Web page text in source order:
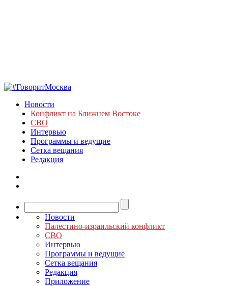
Новости
Конфликт на Ближнем Востоке
СВО
Интервью
Программы и ведущие
Сетка вещания
Редакция
Новости
Палестино-израильский конфликт
СВО
Интервью
Программы и ведущие
Сетка вещания
Редакция
Приложение